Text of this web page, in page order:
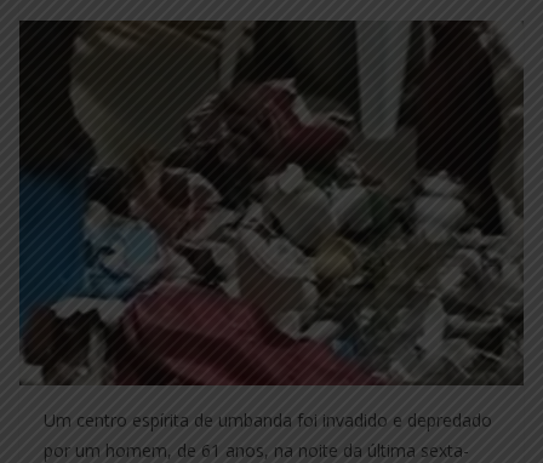
Um centro espírita de umbanda foi invadido e depredado
por um homem, de 61 anos, na noite da última sexta-